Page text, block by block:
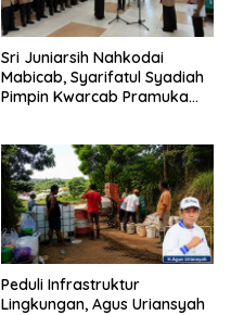
Sri Juniarsih Nahkodai
Mabicab, Syarifatul Syadiah
Pimpin Kwarcab Pramuka
Peduli Infrastruktur
Lingkungan, Agus Uriansyah